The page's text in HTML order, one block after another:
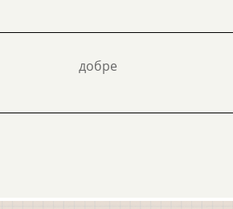
добре